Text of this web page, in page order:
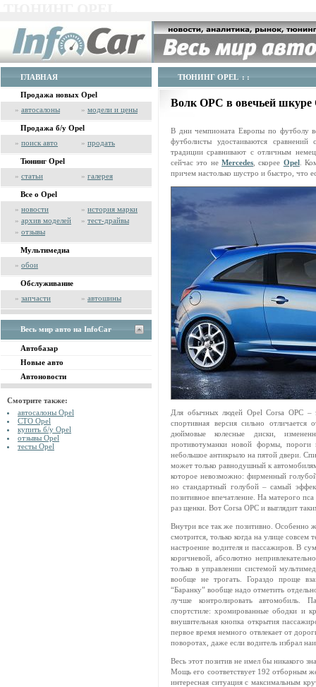
ГЛАВНАЯ
Продажа новых Opel
» автосалоны » модели и цены
Продажа б/у Opel
» поиск авто » продать
Тюнинг Opel
» статьи » галерея
Все о Opel
» новости » история марки
» архив моделей » тест-драйвы
» отзывы
Мультимедиа
» обои
Обслуживание
» запчасти » автошины
Весь мир авто на InfoCar
Автобазар
Новые авто
Автоновости
Смотрите также:
автосалоны Opel
СТО Opel
купить б/у Opel
отзывы Opel
тесты Opel
ТЮНИНГ OPEL: :
Волк ОРС в овечьей шкуре
В дни чемпионата Европы по футболу
футболисты удостаиваются
традиции сравнивают с отличным
сейчас это неMercedes , скорее Opel.
причем настолько шустро и быстро, что
Для обычных людей Opel Corsa OPC –
спортивная версия сильно
дюймовые колесные диски,
противотуманки новой формы,
небольшое антикрыло на пятой двери.
может только равнодушный к
которое невозможно: фирменный
но стандартный голубой – самый
позитивное впечатление. На матерого
раз щенки. Вот Corsa OPC и выглядит
Внутри все так же позитивно. Особенно
смотрится, только когда на улице
настроение водителя и пассажиров. В
коричневой, абсолютно
только в управлении системой
вообще не трогать. Гораздо проще
“Баранку” вообще надо отметить
лучше контролировать автомобиль.
спортстиле: хромированные ободки и
внушительная кнопка открытия
первое время немного отвлекает от
поворотах, даже если водитель избрал
Весь этот позитив не имел бы никакого
Мощь его соответствует 192 отборным
интересная ситуация с максимальным